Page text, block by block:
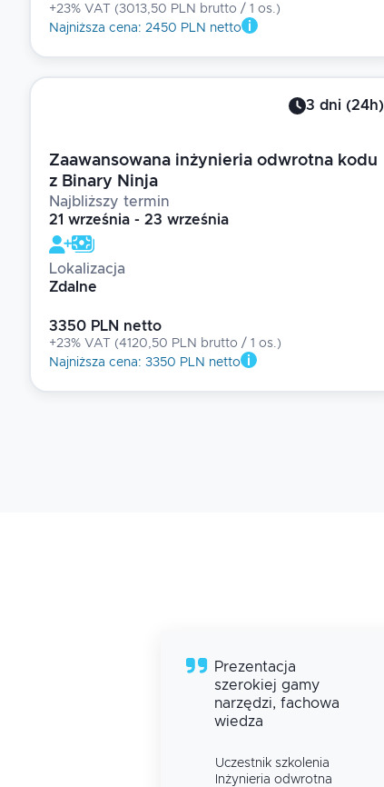
+23% VAT (3013,50 PLN brutto / 1 os.)
Najniższa cena: 2450 PLN netto
3 dni (24h)
Zaawansowana inżynieria odwrotna kodu
z Binary Ninja
Najbliższy termin
21 września - 23 września
Lokalizacja
Zdalne
3350 PLN netto
+23% VAT (4120,50 PLN brutto / 1 os.)
Najniższa cena: 3350 PLN netto
Prezentacja
szerokiej gamy
narzędzi, fachowa
wiedza
Uczestnik szkolenia
Inżynieria odwrotna